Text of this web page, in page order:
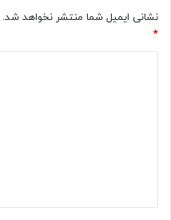
نشانی ایمیل شما منتشر نخواهد شد.
*
*